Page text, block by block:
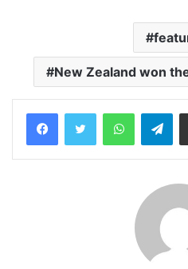
New Zealand won
WhatsApp